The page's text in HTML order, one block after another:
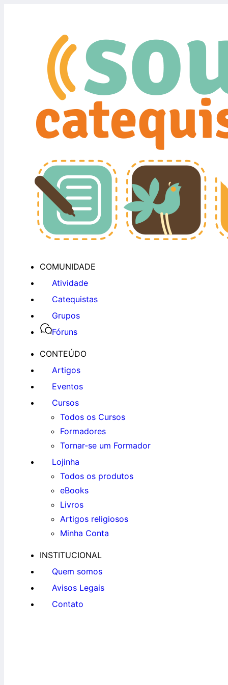
COMUNIDADE
Atividade
Catequistas
Grupos
Fóruns
CONTEÚDO
Artigos
Eventos
Cursos
Todos os Cursos
Formadores
Tornar-se um Formador
Lojinha
Todos os produtos
eBooks
Livros
Artigos religiosos
Minha Conta
INSTITUCIONAL
Quem somos
Avisos Legais
Contato